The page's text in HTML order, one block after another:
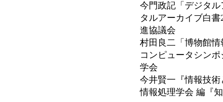
今門政記「デジタ
タルアーカイブ白書
進協議会
村田良二「博物館
コンピュータシンポ
学会
今井賢一『情報技術
情報処理学会 編『